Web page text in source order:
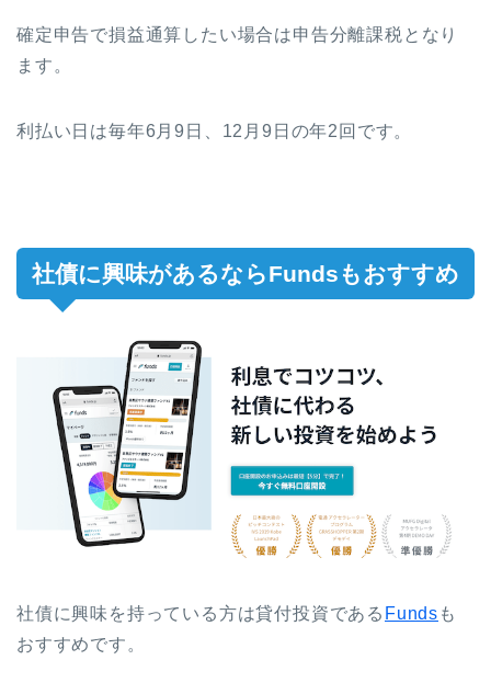
確定申告で損益通算したい場合は申告分離課税となり
ます。
利払い日は毎年6月9日、12月9日の年2回です。
社債に興味があるならFundsもおすすめ
社債に興味を持っている方は貸付投資である Funds も
おすすめです。